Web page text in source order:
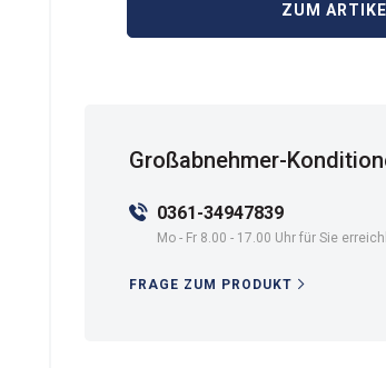
ZUM
Großabnehmer-
0361-34947839
Mo - Fr 8.00 - 17.00 Uhr für Sie
FRAGE ZUM PRODUKT